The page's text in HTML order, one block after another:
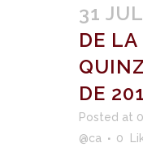
31
DE LA
DE
Posted at
@ca
0